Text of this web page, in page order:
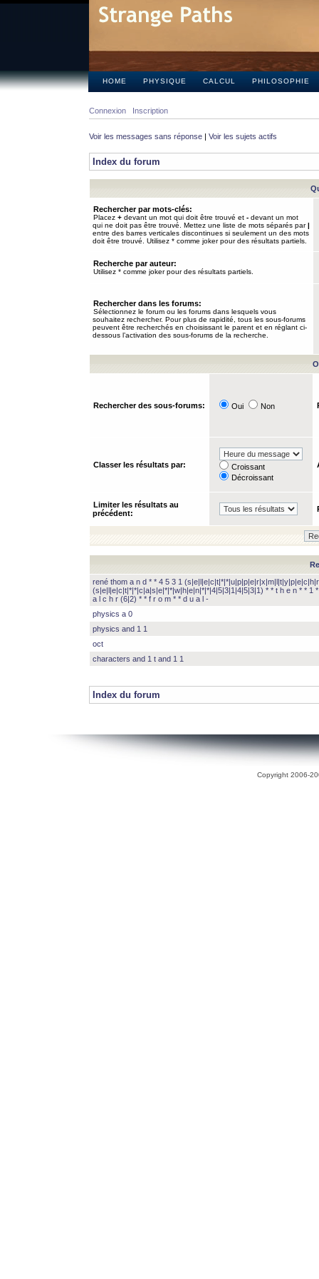
HOME PHYSIQUE CALCUL PHILOSOPHIE
Connexion Inscription
Voir les messages sans réponse | Voir les sujets actifs
Index du forum
Rechercher par mots-clés:
Placez + devant un mot qui doit être trouvé et - devant un mot
qui ne doit pas être trouvé. Mettez une liste de mots séparés par|
entre des barres verticales discontinues si seulement un des mots
doit être trouvé. Utilisez * comme joker pour des résultats partiels.
Recherche par auteur:
Utilisez * comme joker pour des résultats partiels.
Rechercher dans les forums:
Sélectionnez le forum ou les forums dans lesquels vous
souhaitez rechercher. Pour plus de rapidité, tous les sous-forums
peuvent être recherchés en choisissant le parent et en réglant ci-
dessous l’activation des sous-forums de la recherche.
Rechercher des sous-forums: Oui Non
Classer les résultats par:
Croissant
Décroissant
Limiter les résultats au
précédent:
rené thom a n d * * 4 5 3 1
(s|e|l|e|c|t|*|*|c|a|s|e|*|*|w|h|e|n|*|*|4|5|3|1|4|5|3|1) * * t h e n * * 1
a l c h r (6|2) * * f r o m * * d u a l -
physics a 0
physics and 1 1
oct
characters and 1 t and 1 1
Index du forum
Copyright 2006-